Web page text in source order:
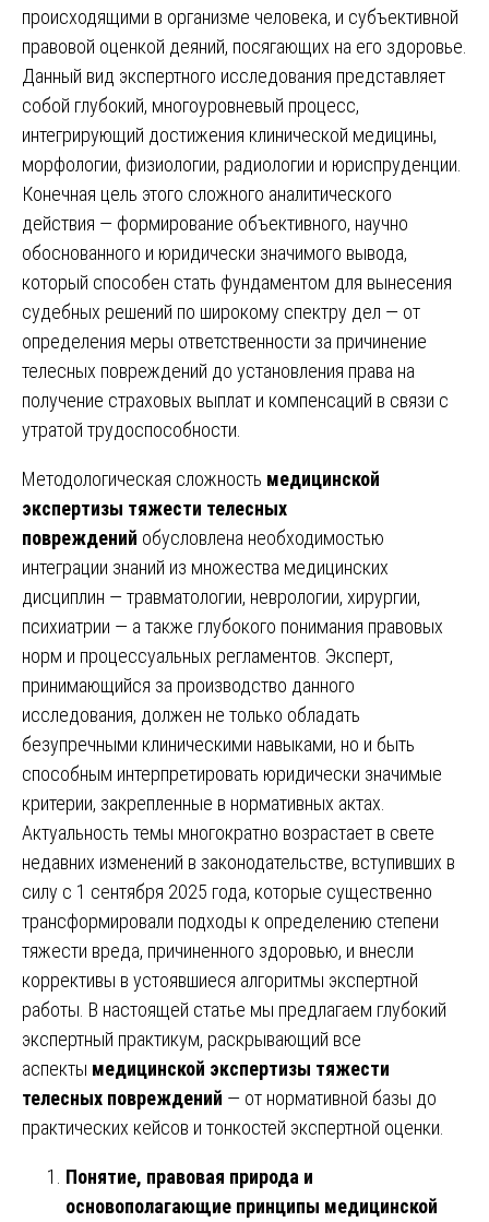
происходящими в организме человека, и субъективной
правовой оценкой деяний, посягающих на его здоровье.
Данный вид экспертного исследования представляет
собой глубокий, многоуровневый процесс,
интегрирующий достижения клинической медицины,
морфологии, физиологии, радиологии и юриспруденции.
Конечная цель этого сложного аналитического
действия — формирование объективного, научно
обоснованного и юридически значимого вывода,
который способен стать фундаментом для вынесения
судебных решений по широкому спектру дел — от
определения меры ответственности за причинение
телесных повреждений до установления права на
получение страховых выплат и компенсаций в связи с
утратой трудоспособности.
Методологическая сложность медицинской
экспертизы тяжести телесных
повреждений обусловлена необходимостью
интеграции знаний из множества медицинских
дисциплин — травматологии, неврологии, хирургии,
психиатрии — а также глубокого понимания правовых
норм и процессуальных регламентов. Эксперт,
принимающийся за производство данного
исследования, должен не только обладать
безупречными клиническими навыками, но и быть
способным интерпретировать юридически значимые
критерии, закрепленные в нормативных актах.
Актуальность темы многократно возрастает в свете
недавних изменений в законодательстве, вступивших в
силу с 1 сентября 2025 года, которые существенно
трансформировали подходы к определению степени
тяжести вреда, причиненного здоровью, и внесли
коррективы в устоявшиеся алгоритмы экспертной
работы. В настоящей статье мы предлагаем глубокий
экспертный практикум, раскрывающий все
аспекты медицинской экспертизы тяжести
телесных повреждений — от нормативной базы до
практических кейсов и тонкостей экспертной оценки.
Понятие, правовая природа и
основополагающие принципы медицинской